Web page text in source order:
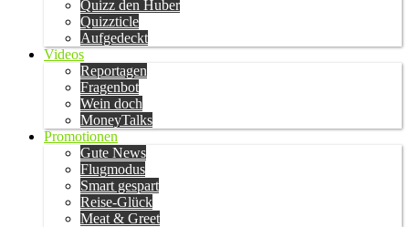
Quizz den Huber
Quizzticle
Aufgedeckt
Videos
Reportagen
Fragenbot
Wein doch
MoneyTalks
Promotionen
Gute News
Flugmodus
Smart gespart
Reise-Glück
Meat & Greet